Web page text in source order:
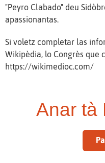
"Peyro Clabado" deu
apassionantas.
Si voletz completar las
Wikipèdia, lo Congrès que
https://wikimedioc.com/
Anar tà